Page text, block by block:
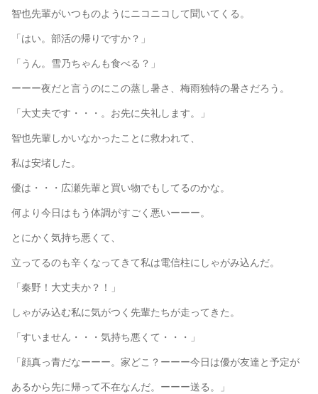
智也先輩がいつものようにニコニコして聞いてくる。
「はい。部活の帰りですか？」
「うん。雪乃ちゃんも食べる？」
ーーー夜だと言うのにこの蒸し暑さ、梅雨独特の暑さだろう。
「大丈夫です・・・。お先に失礼します。」
智也先輩しかいなかったことに救われて、
私は安堵した。
優は・・・広瀬先輩と買い物でもしてるのかな。
何より今日はもう体調がすごく悪いーーー。
とにかく気持ち悪くて、
立ってるのも辛くなってきて私は電信柱にしゃがみ込んだ。
「秦野！大丈夫か？！」
しゃがみ込む私に気がつく先輩たちが走ってきた。
「すいません・・・気持ち悪くて・・・」
「顔真っ青だなーーー。家どこ？ーーー今日は優が友達と予定が
あるから先に帰って不在なんだ。ーーー送る。」